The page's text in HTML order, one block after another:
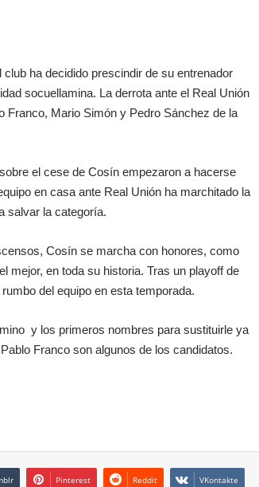
ha decidido prescindir de su entrenador
socuellamina. La derrota ante el Real Unión
Franco, Mario Simón y Pedro Sánchez de la
el cese de Cosín empezaron a hacerse
en casa ante Real Unión ha marchitado la
salvar la categoría.
Cosín se marcha con honores, como
mejor, en toda su historia. Tras un playoff de
del equipo en esta temporada.
y los primeros nombres para sustituirle ya
Franco son algunos de los candidatos.
Pinterest Reddit VKontakte